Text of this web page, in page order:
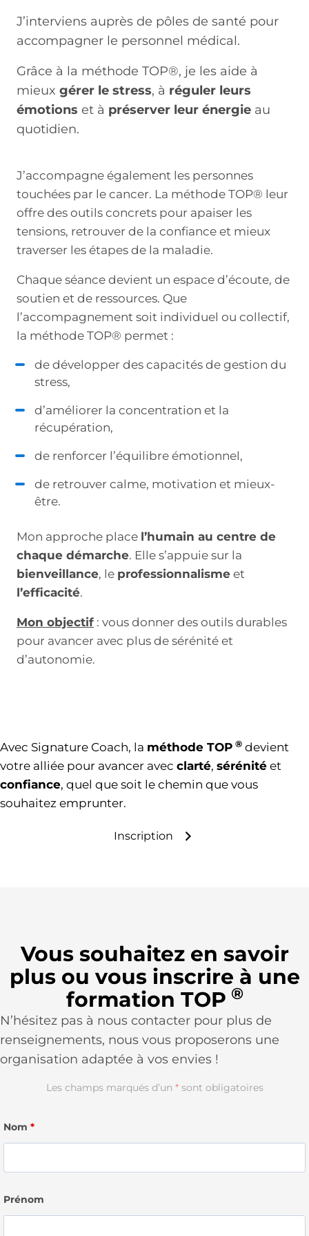
J’interviens auprès de pôles de santé pour
accompagner le personnel médical.
Grâce à la méthode TOP®, je les aide à
mieux gérer le stress, à réguler leurs
émotions et à préserver leur énergie au
quotidien.
J’accompagne également les personnes
touchées par le cancer. La méthode TOP® leur
offre des outils concrets pour apaiser les
tensions, retrouver de la confiance et mieux
traverser les étapes de la maladie.
Chaque séance devient un espace d’écoute, de
soutien et de ressources. Que
l’accompagnement soit individuel ou collectif,
la méthode TOP® permet :
de développer des capacités de gestion du
stress,
d’améliorer la concentration et la
récupération,
de renforcer l’équilibre émotionnel,
de retrouver calme, motivation et mieux-
être.
Mon approche place l’humain au centre de
chaque démarche. Elle s’appuie sur la
bienveillance, le professionnalisme et
l’efficacité.
Mon objectif : vous donner des outils durables
pour avancer avec plus de sérénité et
d’autonomie.
Avec Signature Coach, la méthode TOP ® devient
votre alliée pour avancer avec clarté, sérénité et
confiance, quel que soit le chemin que vous
souhaitez emprunter.
Inscription
Vous souhaitez en savoir
plus ou vous inscrire à une
formation TOP ®
N’hésitez pas à nous contacter pour plus de
renseignements, nous vous proposerons une
organisation adaptée à vos envies !
Les champs marqués d’un *sont obligatoires
Nom *
Prénom